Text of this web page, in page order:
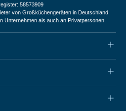
58573909
von Großküchengeräten in Deutschland
Unternehmen als auch an Privatpersonen.